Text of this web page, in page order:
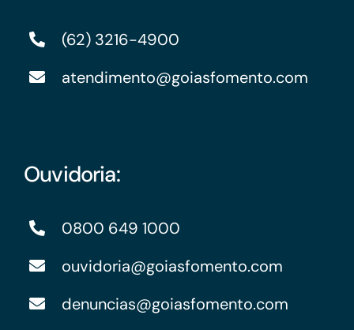
(62) 3216-4900
atendimento@goiasfomento.com
Ouvidoria:
0800 649 1000
ouvidoria@goiasfomento.com
denuncias@goiasfomento.com